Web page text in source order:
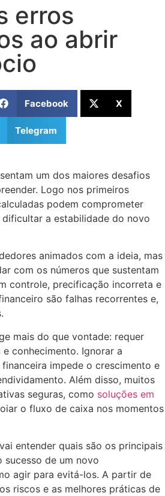
erros
ao abrir
Facebook X
Telegram
um dos maiores desafios
Logo nos primeiros
podem comprometer
a estabilidade do novo
animados com a ideia, mas
com os números que sustentam
controle, precificação incorreta e
são falhas recorrentes e,
mais do que vontade: requer
conhecimento. Ignorar a
impede o crescimento e
Além disso, muitos
seguras, como soluções em
o fluxo de caixa nos momentos
entender quais são os principais
sucesso de um novo
agir para evitá-los. A partir de
riscos e as melhores práticas de